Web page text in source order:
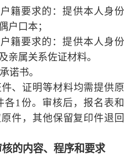
籍要求的：提供本人身份
户口本；
籍要求的：提供本人身份
亲属关系佐证材料。
诺书。
、证明等材料均需提供原
各1份。审核后，报名表和
件，其他保留复印件退回
的内容、程序和要求